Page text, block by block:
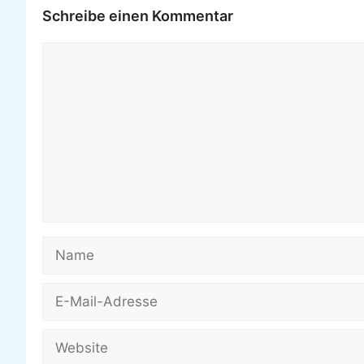
Schreibe einen Kommentar
Mail-